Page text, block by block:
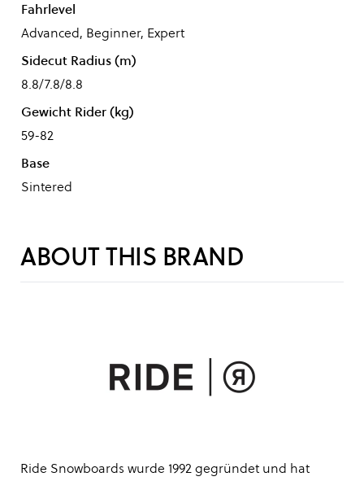
Fahrlevel
Advanced, Beginner, Expert
Sidecut Radius (m)
8.8/7.8/8.8
Gewicht Rider (kg)
59-82
Base
Sintered
ABOUT THIS BRAND
Ride Snowboards wurde 1992 gegründet und hat